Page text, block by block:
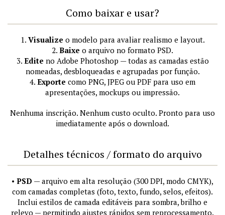
Como baixar e usar?
1. Visualize o modelo para avaliar realismo e layout.
2. Baixe o arquivo no formato PSD.
3. Edite no Adobe Photoshop — todas as camadas estão
nomeadas, desbloqueadas e agrupadas por função.
4. Exporte como PNG, JPEG ou PDF para uso em
apresentações, mockups ou impressão.
Nenhuma inscrição. Nenhum custo oculto. Pronto para uso
imediatamente após o download.
Detalhes técnicos / formato do arquivo
• PSD — arquivo em alta resolução (300 DPI, modo CMYK),
com camadas completas (foto, texto, fundo, selos, efeitos).
Inclui estilos de camada editáveis para sombra, brilho e
relevo — permitindo ajustes rápidos sem reprocessamento.